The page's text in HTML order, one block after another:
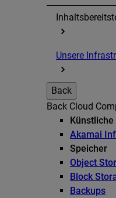
Unsere
Back
Back Cloud
Akamai
Speicher
Object
Block
Backups